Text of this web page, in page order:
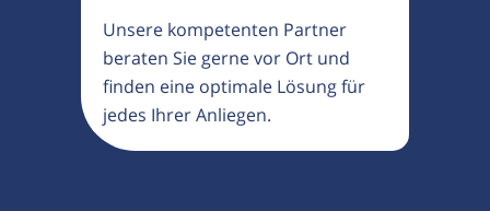
Unsere kompetenten Partner
beraten Sie gerne vor Ort und
finden eine optimale Lösung für
jedes Ihrer Anliegen.